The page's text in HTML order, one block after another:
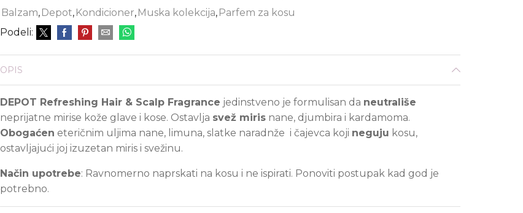
Balzam, Depot, Kondicioner, Muska kolekcija, Parfem za kosu
Podeli:
OPIS
DEPOT Refreshing Hair & Scalp Fragrance jedinstveno je formulisan da neutrališe
neprijatne mirise kože glave i kose. Ostavlja svež miris nane, djumbira i kardamoma.
Obogaćen eteričnim uljima nane, limuna, slatke naradnže i čajevca koji neguju kosu,
ostavljajući joj izuzetan miris i svežinu.
Način upotrebe: Ravnomerno naprskati na kosu i ne ispirati. Ponoviti postupak kad god je
potrebno.